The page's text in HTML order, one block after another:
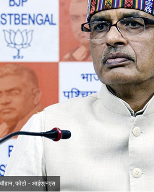
फोटो - आईएएनएस